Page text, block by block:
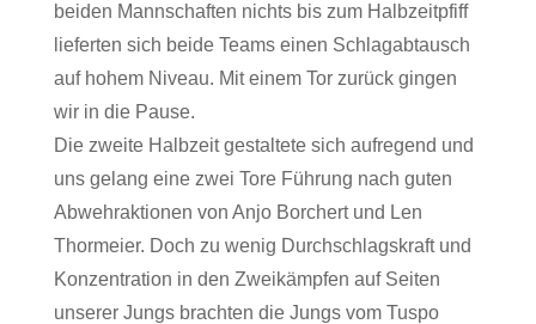
beiden Mannschaften nichts bis zum Halbzeitpfiff
lieferten sich beide Teams einen Schlagabtausch
auf hohem Niveau. Mit einem Tor zurück gingen
wir in die Pause.
Die zweite Halbzeit gestaltete sich aufregend und
uns gelang eine zwei Tore Führung nach guten
Abwehraktionen von Anjo Borchert und Len
Thormeier. Doch zu wenig Durchschlagskraft und
Konzentration in den Zweikämpfen auf Seiten
unserer Jungs brachten die Jungs vom Tuspo